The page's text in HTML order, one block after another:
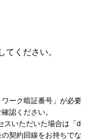
ください。
ーク暗証番号」が必要
認ください。
スいただいた場合は「d
契約回線をお持ちでな